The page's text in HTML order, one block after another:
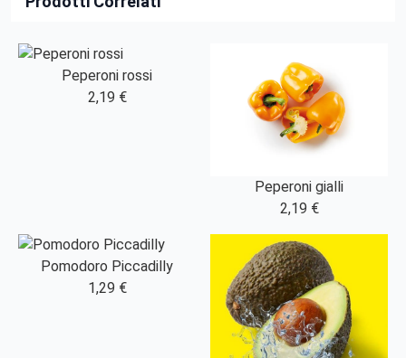
Peperoni rossi
2,19 €
Peperoni gialli
2,19 €
Pomodoro Piccadilly
1,29 €